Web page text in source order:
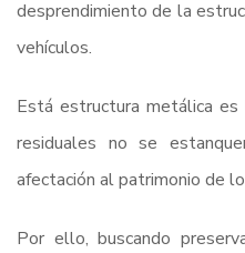
desprendimiento de la
vehículos.
Está estructura metálica
residuales no se
afectación al patrimonio de
Por ello, buscando